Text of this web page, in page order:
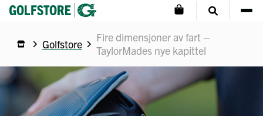
Golfstore
Fire dimensjoner av fart –
TaylorMades nye kapittel